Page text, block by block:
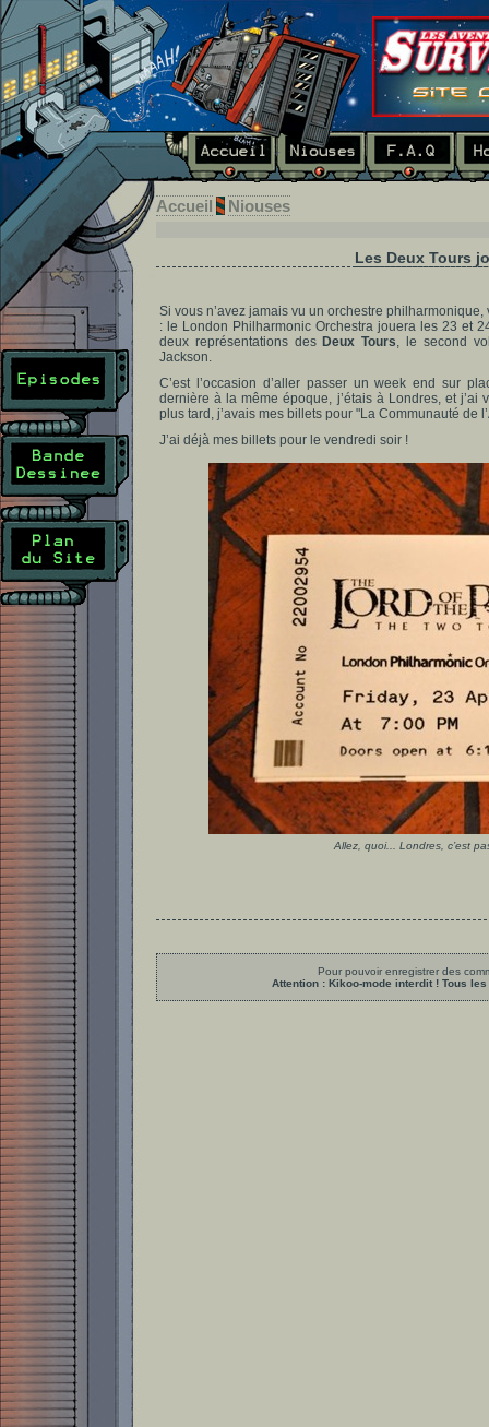
Accueil Niouses
Les Deux Tours
Si vous n’avez jamais vu un orchestre
: le London Philharmonic Orchestra jouera les 23 et
deux représentations des Deux Tours, le second
Jackson.
C’est l’occasion d’aller passer un week end sur
dernière à la même époque, j’étais à Londres, et
plus tard, j’avais mes billets pour "La Communauté de
J’ai déjà mes billets pour le vendredi soir !
Allez, quoi... Londres, c’est
Pour pouvoir enregistrer des
Attention : Kikoo-mode interdit ! Tous